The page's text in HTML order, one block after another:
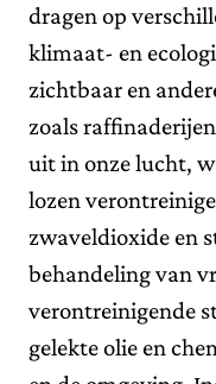
dragen op
klimaat- en
zichtbaar en
zoals
uit in onze lucht,
lozen
zwaveldioxide en
behandeling van
verontreinigende
gelekte olie en